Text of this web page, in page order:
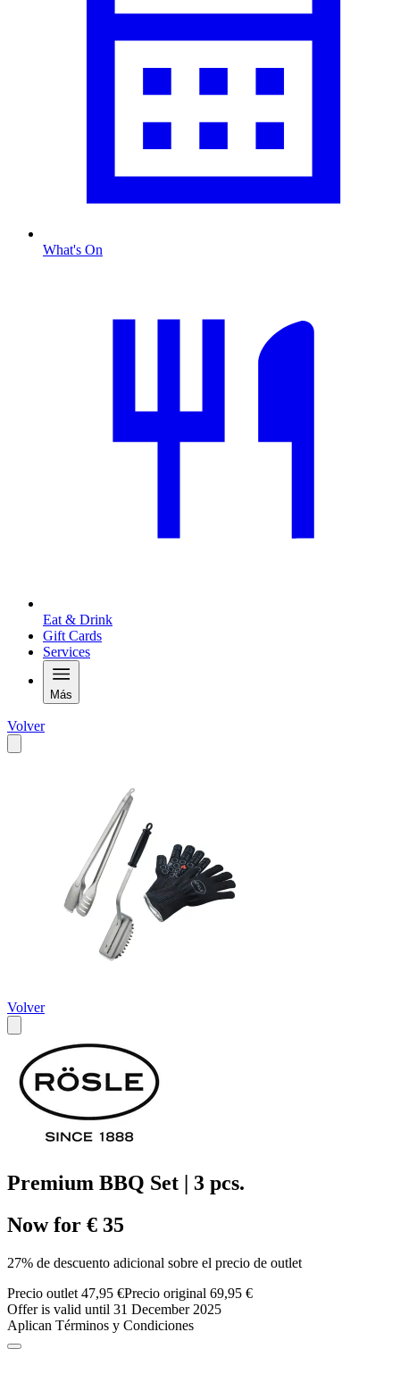
What's On
Eat & Drink
Gift Cards
Services
Más
Volver
Volver
Premium BBQ Set | 3 pcs.
Now for € 35
27% de descuento adicional sobre el precio de outlet
Precio outlet 47,95 €Precio original 69,95 €
Offer is valid until 31 December 2025
Aplican Términos y Condiciones